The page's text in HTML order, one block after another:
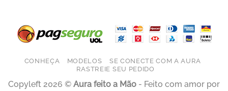
CONHEÇA MODELOS
SE CONECTE COM A AURA
RASTREIE SEU PEDIDO
Copyleft 2026 © Aura feito a Mão - Feito com amor por